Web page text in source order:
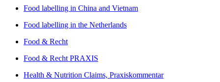
Food labelling in China and Vietnam
Food labelling in the Netherlands
Food & Recht
Food & Recht PRAXIS
Health & Nutrition Claims, Praxiskommentar